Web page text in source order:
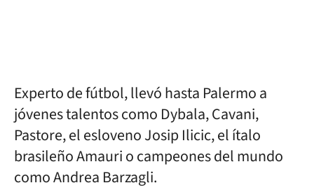
Experto de fútbol, llevó hasta Palermo a
jóvenes talentos como Dybala, Cavani,
Pastore, el esloveno Josip Ilicic, el ítalo
brasileño Amauri o campeones del mundo
como Andrea Barzagli.